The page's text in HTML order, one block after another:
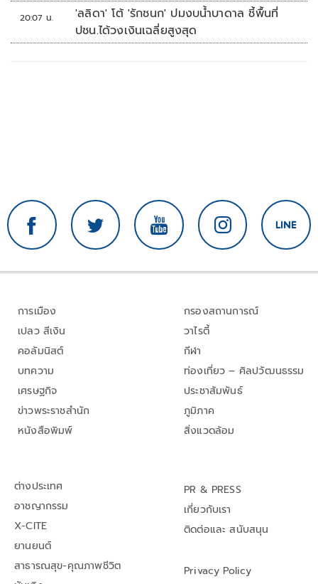
20:07 น.
'ลลิดา' โต้ 'รักชนก' ปมงบน้ำบาดาล ชี้พื้นที่
ปชน.ได้วงเงินเฉลี่ยสูงสุด
การเมือง
เปลว สีเงิน
คอลัมนิสต์
บทความ
เศรษฐกิจ
ข่าวพระราชสำนัก
หนังสือพิมพ์
กรองสถานการณ์
วาไรตี้
กีฬา
ท่องเที่ยว – ศิลปวัฒนธรรม
ประชาสัมพันธ์
ภูมิภาค
สิ่งแวดล้อม
ต่างประเทศ
อาชญากรรม
X-CITE
ยานยนต์
สาธารณสุข-คุณภาพชีวิต
PR & PRESS
เกี่ยวกับเรา
ติดต่อและ สนับสนุน
Privacy Policy